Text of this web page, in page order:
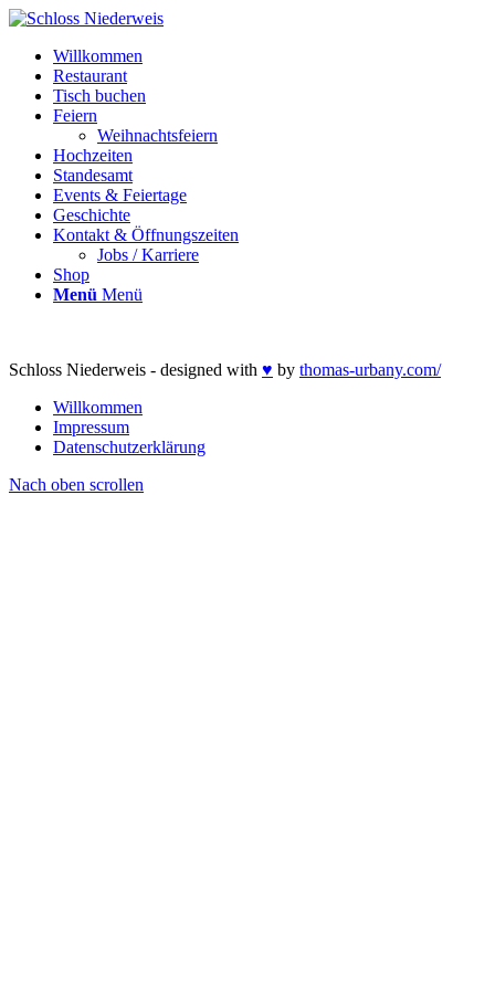
Willkommen
Restaurant
Tisch buchen
Feiern
Weihnachtsfeiern
Hochzeiten
Standesamt
Events & Feiertage
Geschichte
Kontakt & Öffnungszeiten
Jobs / Karriere
Shop
Menü Menü
Schloss Niederweis - designed with ♥ by thomas-urbany.com/
Willkommen
Impressum
Datenschutzerklärung
Nach oben scrollen